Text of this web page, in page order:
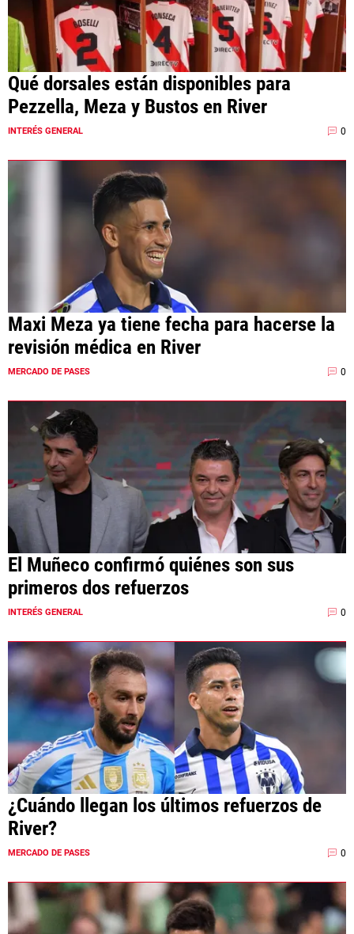
Qué dorsales están disponibles para
Pezzella, Meza y Bustos en River
INTERÉS GENERAL 0
Maxi Meza ya tiene fecha para hacerse la
revisión médica en River
MERCADO DE PASES 0
El Muñeco confirmó quiénes son sus
primeros dos refuerzos
INTERÉS GENERAL 0
¿Cuándo llegan los últimos refuerzos de
River?
MERCADO DE PASES 0